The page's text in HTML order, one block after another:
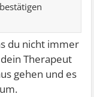
du nicht immer
Therapeut
gehen und es